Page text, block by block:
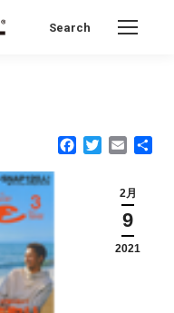
Search:
Search
Facebook
Twitter
Email
2月
9
2021